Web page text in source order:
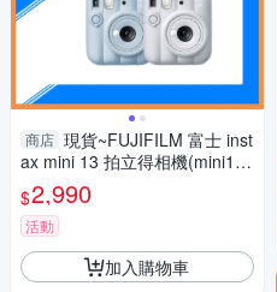
商店 現貨~FUJIFILM 富士 inst
ax mini 13 拍立得相機(mini13,
公司貨)
$2,990
活動
加入購物車